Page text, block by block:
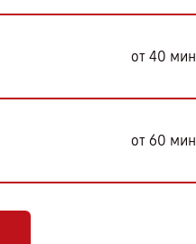
от 40 мин
от 60 мин